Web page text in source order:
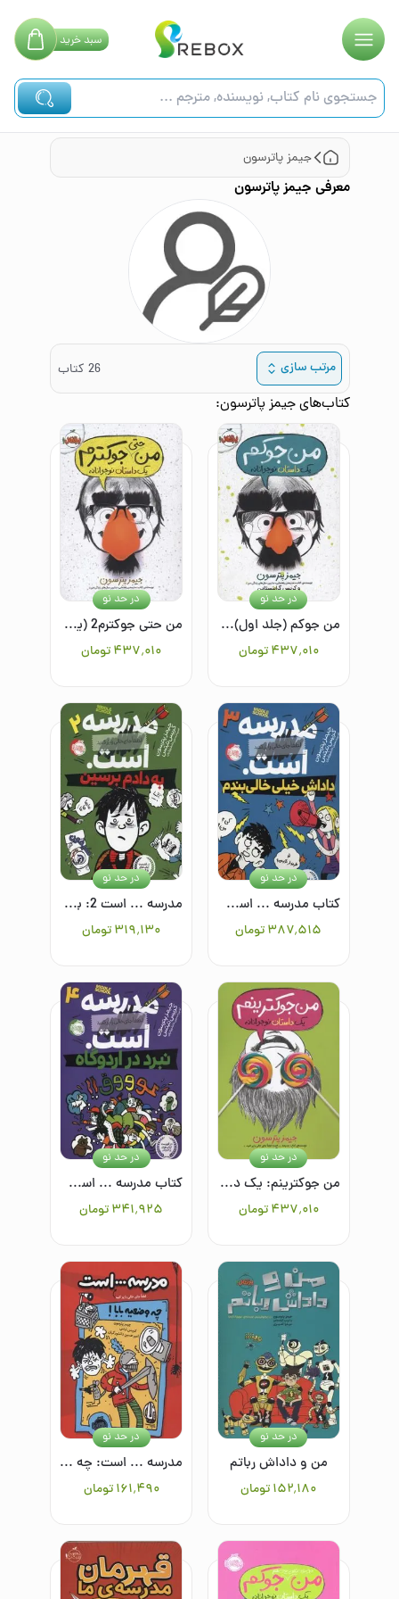
سبدخرید
جیمز پاترسون
معرفی جیمز پاترسون
مرتب سازی 26 کتاب
کتاب‌هایجیمز پاترسون:
من جوکم (جلد اول): یک داستان نوجوانانه
۴۳۷٬۰۱۰ تومان
در حد نو
من حتی جوکترم2 (یک داستان نوجوانانه)
۴۳۷٬۰۱۰تومان
در حد نو
کتاب مدرسه ... است 3: داداش خیلی خالی بندم
۳۸۷٬۵۱۵تومان
در حد نو
مدرسه ... است 2: به دادم برسین
۳۱۹٬۱۳۰تومان
در حد نو
من جوکترینم: یک داستان نوجوانانه
۴۳۷٬۰۱۰ تومان
در حد نو
کتاب مدرسه ... است4: نبرد در اردوگاه
۳۴۱٬۹۲۵تومان
در حد نو
من و داداش رباتم
۱۵۲٬۱۸۰تومان
در حد نو
مدرسه ... است: چه وضعیه بابا!
۱۶۱٬۴۹۰ تومان
در حد نو